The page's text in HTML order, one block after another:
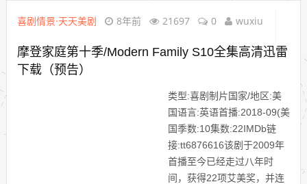
喜剧情景·天天美剧 8年前 21697 0 wuxiu
摩登家庭第十季/Modern Family S10全集高清迅雷
下载（预告）
类型:喜剧制片国家/地区:美
国语言:英语首播:2018-09(美
国季数:10集数:22IMDb链
接:tt6876616该剧于2009年
首播至今已经走过八年时
间，获得22项艾美奖，并连